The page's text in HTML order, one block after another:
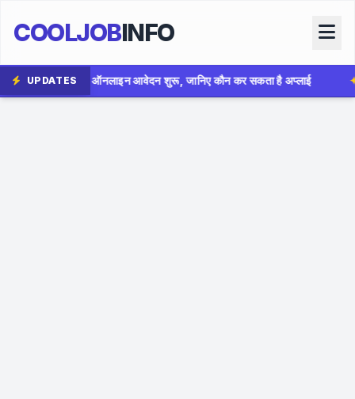
COOLJOBINFO
UPDATES
आवेदन शुरू, जानिए कौन कर सकता है अप्लाई ✦ AIIMS